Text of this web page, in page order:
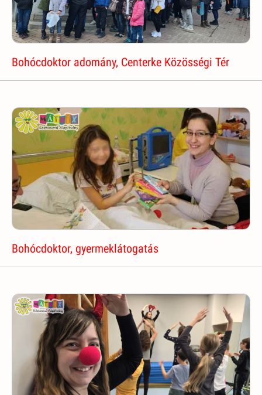
Bohócdoktor adomány, Centerke Közösségi Tér
Bohócdoktor, gyermeklátogatás